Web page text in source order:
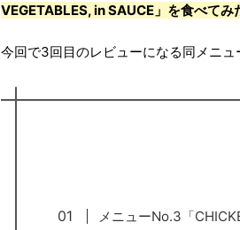
VEGETABLES, in SAUCE」を食べて
今回で3回目のレビューになる同メニ
メニューNo.3「